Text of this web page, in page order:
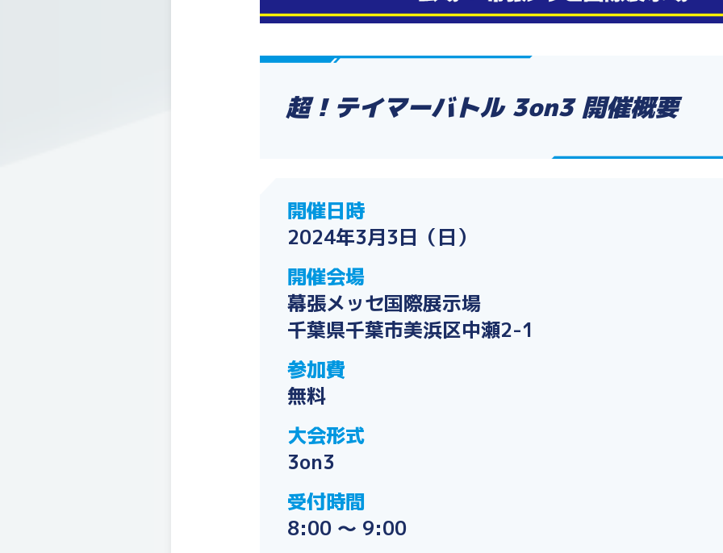
超！テイマーバトル 3on3 開催概要
開催日時
2024年3月3日（日）
開催会場
幕張メッセ国際展示場
千葉県千葉市美浜区中瀬2-1
参加費
無料
大会形式
3on3
受付時間
8:00 ～ 9:00